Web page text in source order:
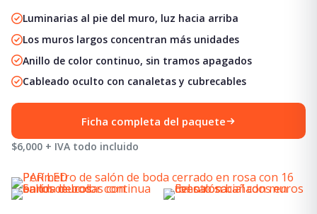
Luminarias al pie del muro, luz hacia arriba
Los muros largos concentran más unidades
Anillo de color continuo, sin tramos apagados
Cableado oculto con canaletas y cubrecables
Ficha completa del paquete
$6,000 + IVA todo incluido